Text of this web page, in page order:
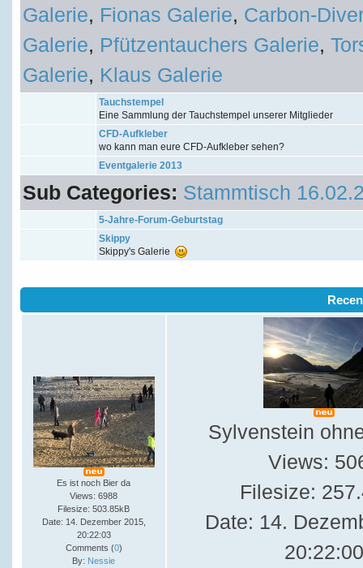
Galerie, Fionas Galerie, Carbon-
Galerie, Pfützentauchers Galerie,
Galerie, Klaus Galerie
Tauchstempel
Eine Sammlung der Tauchstempel unserer Mitglieder
CFD-Aufkleber
wo kann man eure CFD-Aufkleber sehen?
Eventgalerie 2013
Sub Categories: Stammtisch
5-Jahre-Forum-Geburtstag
Skippy
Skippy's Galerie
Es ist noch Bier da
Views: 6988
Filesize: 503.85kB
Date: 14. Dezember 2015,
20:22:03
Comments (0)
By: Nessie
Sylvenstein
Views:
Filesize:
Date: 14.
20:22:00